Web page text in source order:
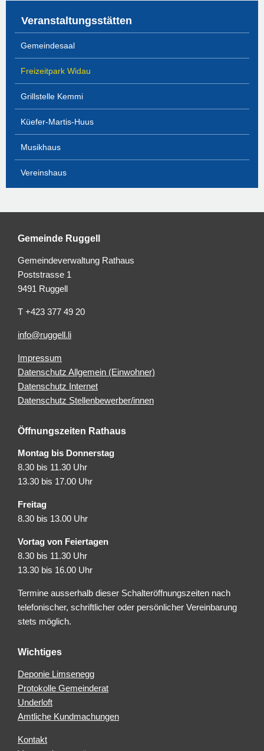
Veranstaltungsstätten
Gemeindesaal
Freizeitpark Widau
Grillstelle Kemmi
Küefer-Martis-Huus
Musikhaus
Vereinshaus
Gemeinde Ruggell
Gemeindeverwaltung Rathaus
Poststrasse 1
9491 Ruggell
T +423 377 49 20
info@ruggell.li
Impressum
Datenschutz Allgemein (Einwohner)
Datenschutz Internet
Datenschutz Stellenbewerber/innen
Öffnungszeiten Rathaus
Montag bis Donnerstag
8.30 bis 11.30 Uhr
13.30 bis 17.00 Uhr
Freitag
8.30 bis 13.00 Uhr
Vortag von Feiertagen
8.30 bis 11.30 Uhr
13.30 bis 16.00 Uhr
Termine ausserhalb dieser Schalteröffnungszeiten nach
telefonischer, schriftlicher oder persönlicher Vereinbarung
stets möglich.
Wichtiges
Deponie Limsenegg
Protokolle Gemeinderat
Underloft
Amtliche Kundmachungen
Kontakt